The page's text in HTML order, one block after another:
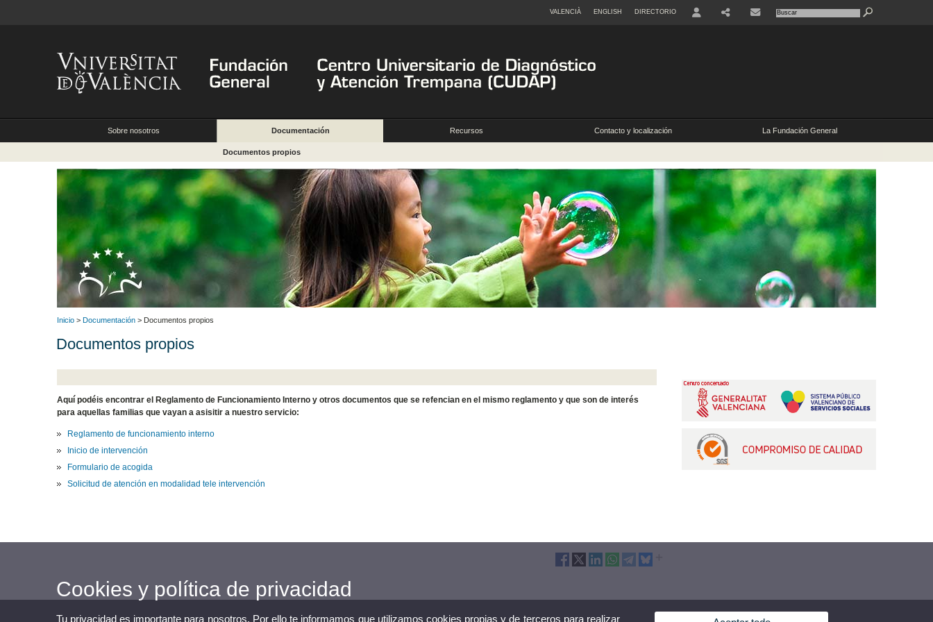
VALENCIÀ ENGLISH DIRECTORIO
Sobre nosotros Documentación Recursos Contacto y localización La Fundación General
Documentos propios
Inicio > Documentación > Documentos propios
Documentos propios
Aquí podéis encontrar el Reglamento de Funcionamiento Interno y otros documentos que se refencian en el mismo reglamento y que son de interés
para aquellas familias que vayan a asisitir a nuestro servicio:
Reglamento de funcionamiento interno
Inicio de intervención
Formulario de acogida
Solicitud de atención en modalidad tele intervención
Cookies y política de privacidad
Tu privacidad es importante para nosotros. Por ello te informamos que utilizamos cookies propias y de terceros para realizar